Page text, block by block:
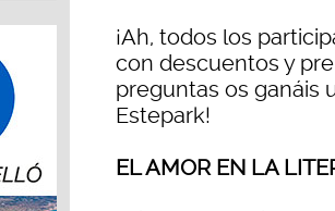
¡Ah, todos los
con descuentos y
preguntas os ganáis
Estepark!
EL AMOR EN LA